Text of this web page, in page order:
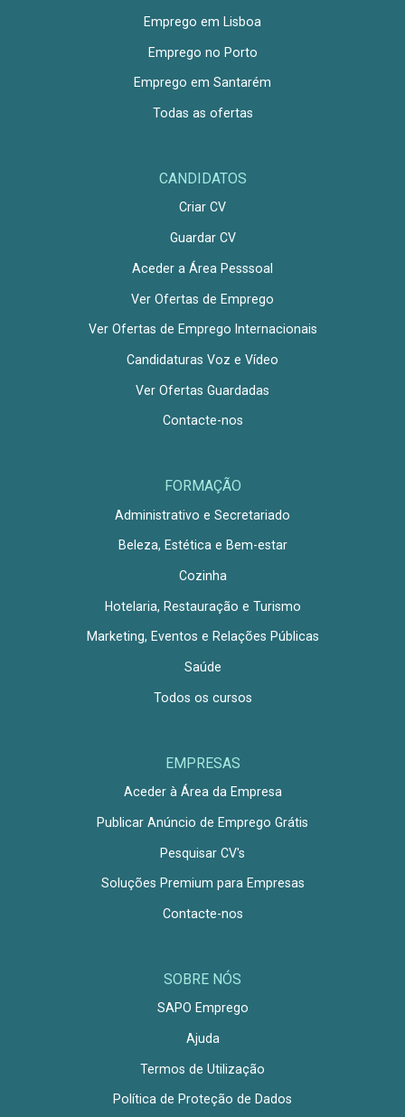
Emprego em Lisboa
Emprego no Porto
Emprego em Santarém
Todas as ofertas
CANDIDATOS
Criar CV
Guardar CV
Aceder a Área Pesssoal
Ver Ofertas de Emprego
Ver Ofertas de Emprego Internacionais
Candidaturas Voz e Vídeo
Ver Ofertas Guardadas
Contacte-nos
FORMAÇÃO
Administrativo e Secretariado
Beleza, Estética e Bem-estar
Cozinha
Hotelaria, Restauração e Turismo
Marketing, Eventos e Relações Públicas
Saúde
Todos os cursos
EMPRESAS
Aceder à Área da Empresa
Publicar Anúncio de Emprego Grátis
Pesquisar CV's
Soluções Premium para Empresas
Contacte-nos
SOBRE NÓS
SAPO Emprego
Ajuda
Termos de Utilização
Política de Proteção de Dados